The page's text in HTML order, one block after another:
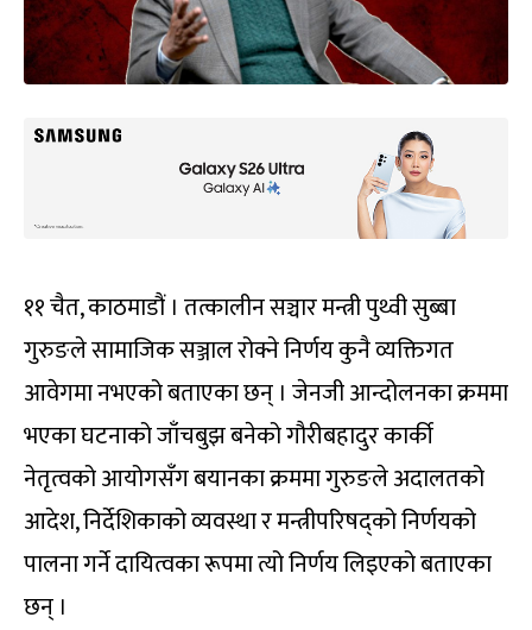
११ चैत, काठमाडौं । तत्कालीन सञ्चार मन्त्री पुथ्वी सुब्बा
गुरुङले सामाजिक सञ्जाल रोक्ने निर्णय कुनै व्यक्तिगत
आवेगमा नभएको बताएका छन् । जेनजी आन्दोलनका क्रममा
भएका घटनाको जाँचबुझ बनेको गौरीबहादुर कार्की
नेतृत्वको आयोगसँग बयानका क्रममा गुरुङले अदालतको
आदेश, निर्देशिकाको व्यवस्था र मन्त्रीपरिषद्को निर्णयको
पालना गर्ने दायित्वका रूपमा त्यो निर्णय लिइएको बताएका
छन् ।